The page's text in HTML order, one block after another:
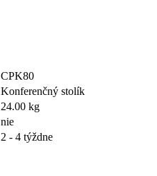
CPK80
Konferenčný stolík
24.00 kg
nie
2 - 4 týždne